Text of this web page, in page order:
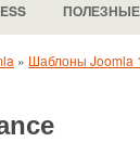
ПОЛЕЗНЫЕ
» Шаблоны Joomla